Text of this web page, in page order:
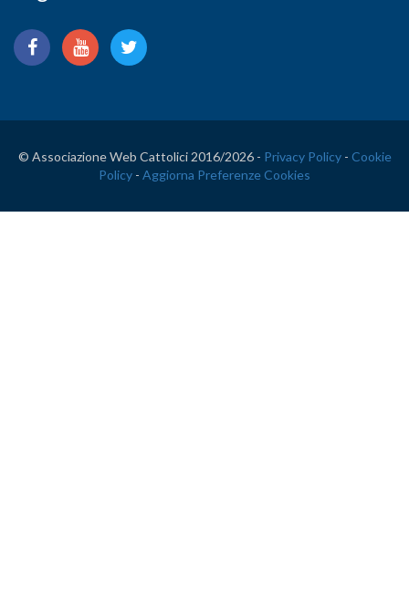
© Associazione Web Cattolici 2016/2026 - Privacy Policy- Cookie
Policy - Aggiorna Preferenze Cookies